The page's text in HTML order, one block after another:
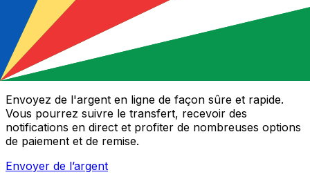
Transferts d'argent internationaux avec Xe
Envoyez de l'argent en ligne de façon sûre et rapide.
Vous pourrez suivre le transfert, recevoir des
notifications en direct et profiter de nombreuses options
de paiement et de remise.
Envoyer de l’argent